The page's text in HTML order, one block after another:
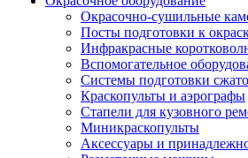
Окрасочно-сушильные
Посты подготовки к
Инфракрасные
Вспомогательное
Системы подготовки
Краскопульты и аэрографы
Стапели для кузовного
Миникраскопульты
Аксессуары и